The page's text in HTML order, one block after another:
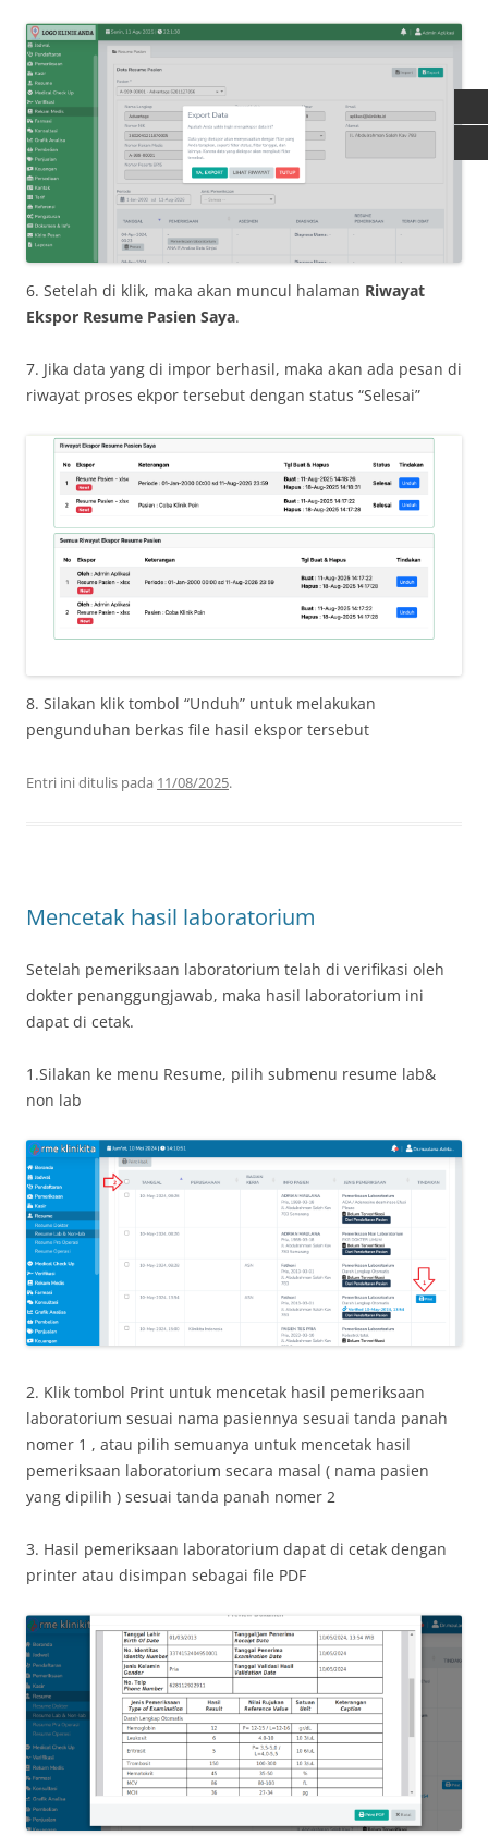
6. Setelah di klik, maka akan muncul halaman Riwayat
Ekspor Resume Pasien Saya.
7. Jika data yang di impor berhasil, maka akan ada pesan di
riwayat proses ekpor tersebut dengan status “Selesai”
8. Silakan klik tombol “Unduh” untuk melakukan
pengunduhan berkas file hasil ekspor tersebut
Entri ini ditulis pada 11/08/2025.
Mencetak hasil laboratorium
Setelah pemeriksaan laboratorium telah di verifikasi oleh
dokter penanggungjawab, maka hasil laboratorium ini
dapat di cetak.
1.Silakan ke menu Resume, pilih submenu resume lab&
non lab
2. Klik tombol Print untuk mencetak hasil pemeriksaan
laboratorium sesuai nama pasiennya sesuai tanda panah
nomer 1 , atau pilih semuanya untuk mencetak hasil
pemeriksaan laboratorium secara masal ( nama pasien
yang dipilih ) sesuai tanda panah nomer 2
3. Hasil pemeriksaan laboratorium dapat di cetak dengan
printer atau disimpan sebagai file PDF